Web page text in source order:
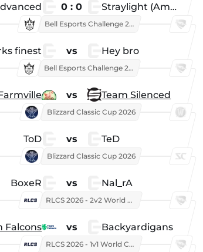
0 : 0 Straylight (American team)
Bell Esports Challenge 2026
finest vs Hey bro
Bell Esports Challenge 2026
vs Team Silenced
Blizzard Classic Cup 2026
ToD vs TeD
Blizzard Classic Cup 2026
BoxeR vs Nal_rA
RLCS 2026 - 2v2 World Championship
Falcons vs Backyardigans
RLCS 2026 - 1v1 World Championship